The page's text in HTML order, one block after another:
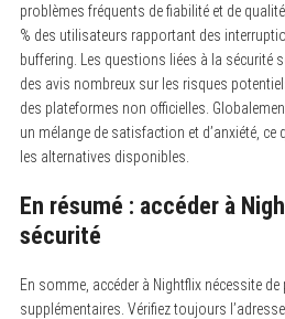
problèmes fréquents de fiabilité et de
% des utilisateurs rapportant des
buffering. Les questions liées à la sécurité
des avis nombreux sur les risques
des plateformes non officielles.
un mélange de satisfaction et d’anxiété, ce
les alternatives disponibles.
En résumé : accéder à
sécurité
En somme, accéder à Nightflix nécessite
supplémentaires. Vérifiez toujours